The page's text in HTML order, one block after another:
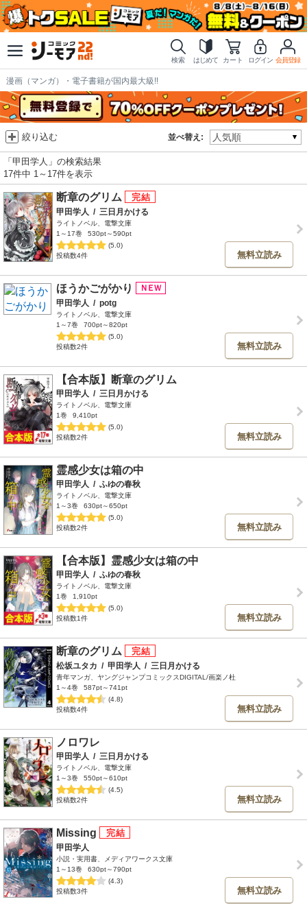
検索 はじめて カート ログイン 会員登録
漫画（マンガ）・電子書籍が国内最大級!!
並べ替え:
絞り込む
「甲田学人」の検索結果
17件中 1～17件を表示
断章のグリム
甲田学人 / 三日月かける
ライトノベル、電撃文庫
1～17巻
530pt～590pt
(5.0)
投稿数4件
無料立読み
ほうかごがかり
甲田学人 / potg
ライトノベル、電撃文庫
1～7巻
700pt～820pt
(5.0)
投稿数2件
無料立読み
【合本版】断章のグリム
甲田学人 / 三日月かける
ライトノベル、電撃文庫
1巻
9,410pt
(5.0)
投稿数2件
無料立読み
霊感少女は箱の中
甲田学人 / ふゆの春秋
ライトノベル、電撃文庫
1～3巻
630pt～650pt
(5.0)
投稿数2件
無料立読み
【合本版】霊感少女は箱の中
甲田学人 / ふゆの春秋
ライトノベル、電撃文庫
1巻
1,910pt
(5.0)
投稿数1件
無料立読み
断章のグリム
松坂ユタカ / 甲田学人 / 三日月かける
青年マンガ、ヤングジャンプコミックスDIGITAL/画楽ノ杜
1～4巻
587pt～741pt
(4.8)
投稿数4件
無料立読み
ノロワレ
甲田学人 / 三日月かける
ライトノベル、電撃文庫
1～3巻
550pt～610pt
(4.5)
投稿数2件
無料立読み
Missing
甲田学人
小説・実用書、メディアワークス文庫
1～13巻
630pt～790pt
(4.3)
投稿数3件
無料立読み